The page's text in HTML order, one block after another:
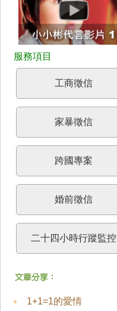
工商徵信
家暴徵信
跨國專案
婚前徵信
二十四小時行蹤監控
1+1=1的愛情